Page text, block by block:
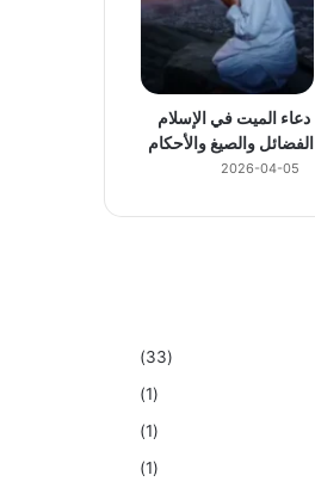
دعاء الميت في الإسلام
الفضائل والصيغ والأحكام
2026-04-05
(33)
(1)
(1)
(1)